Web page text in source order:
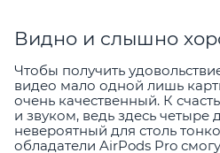
Видно и слышно
Чтобы получить
видео мало одной лишь
очень качественный. К
и звуком, ведь здесь
невероятный для столь
обладатели AirPods Pro